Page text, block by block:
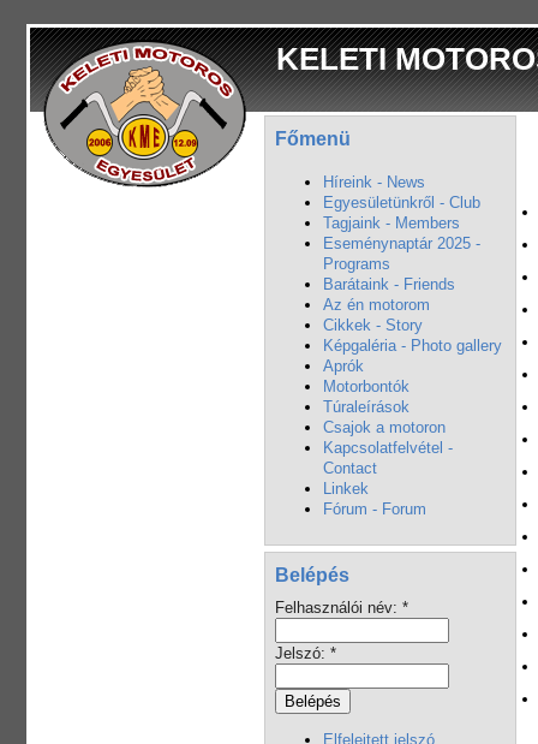
KELETI
Főmenü
Híreink - News
Egyesületünkről - Club
Tagjaink - Members
Eseménynaptár 2025 -
Programs
Barátaink - Friends
Az én motorom
Cikkek - Story
Képgaléria - Photo gallery
Aprók
Motorbontók
Túraleírások
Csajok a motoron
Kapcsolatfelvétel -
Contact
Linkek
Fórum - Forum
Belépés
Felhasználói név: *
Jelszó: *
Elfelejtett jelszó